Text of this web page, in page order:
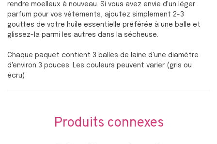
rendre moelleux à nouveau. Si vous avez envie d'un léger
parfum pour vos vêtements, ajoutez simplement 2-3
gouttes de votre huile essentielle préférée à une balle et
glissez-la parmi les autres dans la sécheuse.
Chaque paquet contient 3 balles de laine d'une diamètre
d'environ 3 pouces. Les couleurs peuvent varier (gris ou
écru)
Produits connexes